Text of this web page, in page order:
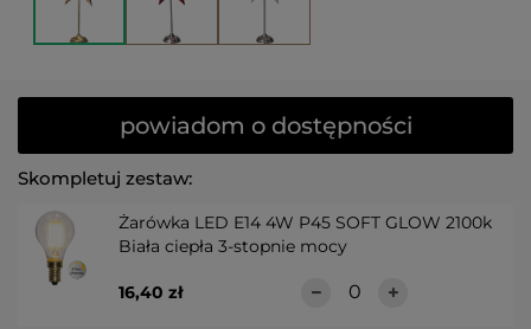
Skompletuj zestaw:
Żarówka LED E14 4W P45 SOFT GLOW 2100k
Biała ciepła 3-stopnie mocy
16,40 zł
powiadom o dostępności